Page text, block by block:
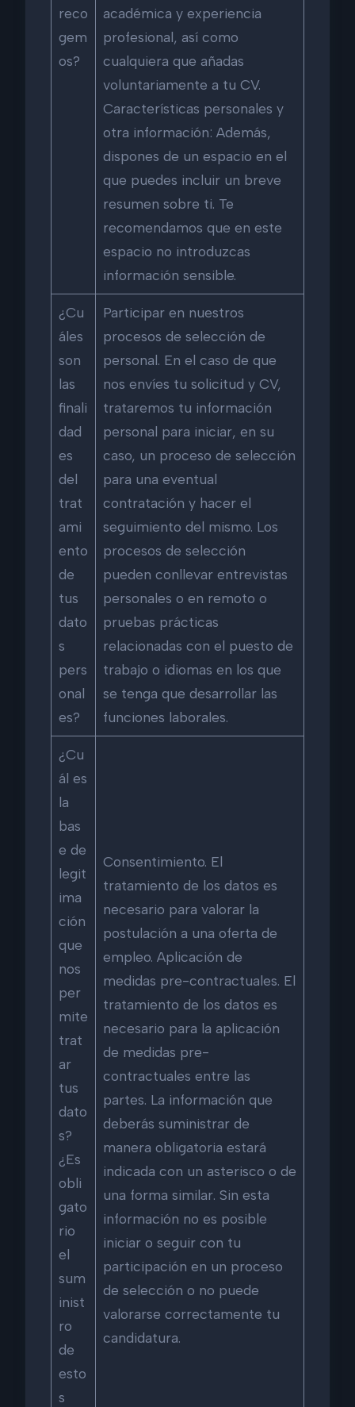
reco
gem
os?
académica y experiencia
profesional, así como
cualquiera que añadas
voluntariamente a tu CV.
Características personales y
otra información: Además,
dispones de un espacio en el
que puedes incluir un breve
resumen sobre ti. Te
recomendamos que en este
espacio no introduzcas
información sensible.
¿Cu
áles
son
las
finali
dad
es
del
trat
ami
ento
de
tus
dato
s
pers
onal
es?
Participar en nuestros
procesos de selección de
personal. En el caso de que
nos envíes tu solicitud y CV,
trataremos tu información
personal para iniciar, en su
caso, un proceso de selección
para una eventual
contratación y hacer el
seguimiento del mismo. Los
procesos de selección
pueden conllevar entrevistas
personales o en remoto o
pruebas prácticas
relacionadas con el puesto de
trabajo o idiomas en los que
se tenga que desarrollar las
funciones laborales.
¿Cu
ál es
la
bas
e de
legit
ima
ción
que
nos
per
mite
trat
ar
tus
dato
s?
¿Es
obli
gato
rio
el
sum
inist
ro
de
esto
s
Consentimiento. El
tratamiento de los datos es
necesario para valorar la
postulación a una oferta de
empleo. Aplicación de
medidas pre-contractuales. El
tratamiento de los datos es
necesario para la aplicación
de medidas pre-
contractuales entre las
partes. La información que
deberás suministrar de
manera obligatoria estará
indicada con un asterisco o de
una forma similar. Sin esta
información no es posible
iniciar o seguir con tu
participación en un proceso
de selección o no puede
valorarse correctamente tu
candidatura.